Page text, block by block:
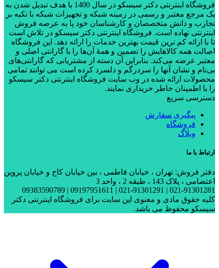
فروشگاه اینترنتی دکتر سیسکو در سال 1400 با هدف تبدیل شدن به
یک مرجع معتبر و رسمی در زمینه شبکه و تجهیزات شبکه با تکیه بر
تجارب و دانش متخصصان و کارشناسان خود پا به عرصه فروش
اینترنتی نهاده است. فروشگاه اینترنتی دکتر سیسکو در تلاش است
تا با ارائه کم ترین قیمت بهترین خدمات را ارائه دهد. این فروشگاه
اصالت همه کالاهایش را تضمین و همۀ آن‌ها را با گارانتی اصلی و
معتبر عرضه می‌کند. بنابراین آن دسته از مشتریانی که گارانتی‌های
بی‌نام و نشان آنها را سردرگم و دلسرد کرده است می توانند تمامی
محصولات ارائه شده در وب سایت فروشگاه اینترنتی دکتر سیسکو
را با اطمینان خاطر خریداری نمایند.
دسترسی سریع
پیگیری سفارش
فروشگاه
وبلاگ
ارتباط با ما
دفتر فروش: تهران ، خیابان فاطمی ، بین خیابان کاج و خیابان پروین
اعتصامی ، پلاک 143 ، طبقه 2 ، واحد 3
021-91301281 | 021-91301291 | 09197951611 | 09383590789
کلیه حقوق مادی و معنوی این سایت برای فروشگاه اینترنتی دکتر
سیسکو محفوظ می باشد.